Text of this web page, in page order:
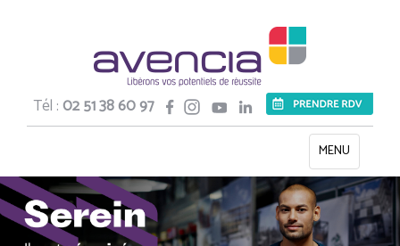
Tél :02 51 38 60 97
Toggle
navigation
MENU